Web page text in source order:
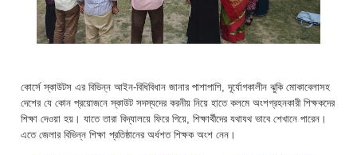
কোর্সে স্কাউটস এর বিভিন্ন আইন-বিধিবিধান জানার পাশাপাশি, দূর্যোগকালীন ঝুকি মোকাবেলাসহ
দেশের যে কোন প্রয়োজনে স্কাউট সদস্যদের করনীয় নিয়ে হাতে কলমে অংশগ্রহনকারী শিক্ষকদের
শিক্ষা দেওয়া হয়। যাতে তারা বিদ্যালয়ে ফিরে গিয়ে, শিক্ষার্থীদের যথাযথ ভাবে শেখানে পারেন।
এতে জেলার বিভিন্ন শিক্ষা প্রতিষ্ঠানের অর্ধশত শিক্ষক অংশ নেন।